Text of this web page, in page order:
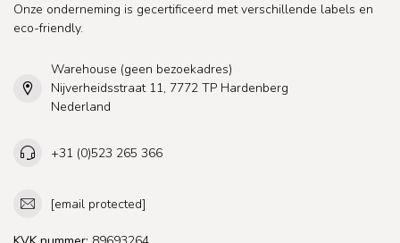
Onze onderneming is gecertificeerd met verschillende labels en
eco-friendly.
Warehouse (geen bezoekadres)
Nijverheidsstraat 11, 7772 TP Hardenberg
Nederland
+31 (0)523 265 366
[email protected]